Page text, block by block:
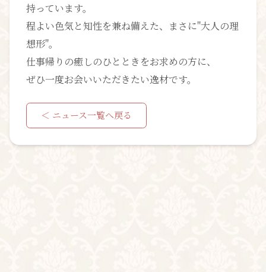
持っています。
程よい色気と知性を兼ね備えた、まさに"大人の理
想形"。
仕事帰りの癒しのひとときをお求めの方に、
ぜひ一度お会いいただきたい逸材です。
＜ ニュース一覧へ戻る